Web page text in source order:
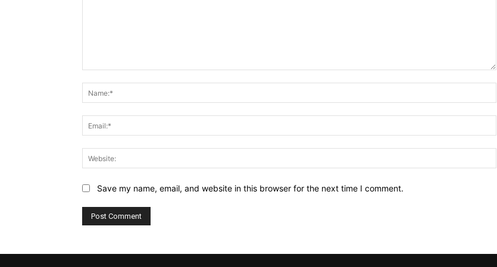
Save my name, email, and website in this browser for the next time I comment.